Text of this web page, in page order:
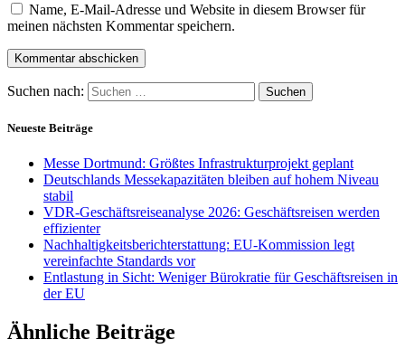
Name, E-Mail-Adresse und Website in diesem Browser für
meinen nächsten Kommentar speichern.
Suchen nach:
Neueste Beiträge
Messe Dortmund: Größtes Infrastrukturprojekt geplant
Deutschlands Messekapazitäten bleiben auf hohem Niveau
stabil
VDR-Geschäftsreiseanalyse 2026: Geschäftsreisen werden
effizienter
Nachhaltigkeitsberichterstattung: EU-Kommission legt
vereinfachte Standards vor
Entlastung in Sicht: Weniger Bürokratie für Geschäftsreisen in
der EU
Ähnliche Beiträge